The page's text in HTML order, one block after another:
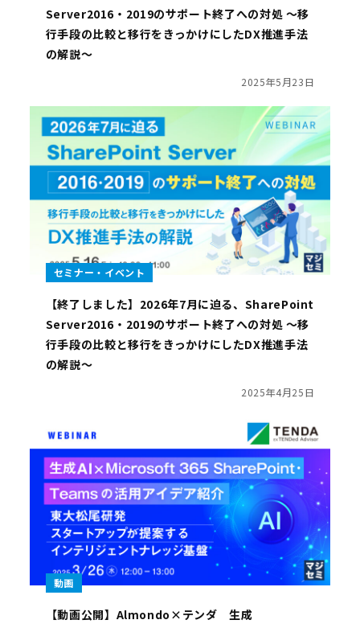
Server2016・2019のサポート終了への対処 ～移
行手段の比較と移行をきっかけにしたDX推進手法
の解説～
2025年5月23日
セミナー・イベント
【終了しました】2026年7月に迫る、SharePoint
Server2016・2019のサポート終了への対処 ～移
行手段の比較と移行をきっかけにしたDX推進手法
の解説～
2025年4月25日
動画
【動画公開】Almondo×テンダ 生成